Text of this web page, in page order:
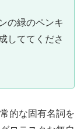
の緑のペンキ
しててくださ
的な固有名詞を